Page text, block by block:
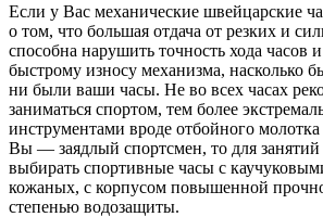
Если у Вас механические швейцарские
о том, что большая отдача от резких и
способна нарушить точность хода часов
быстрому износу механизма, насколько
ни были ваши часы. Не во всех часах
заниматься спортом, тем более
инструментами вроде отбойного молотка
Вы — заядлый спортсмен, то для занятий
выбирать спортивные часы с
кожаных, с корпусом повышенной
степенью водозащиты.